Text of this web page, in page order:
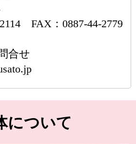
FAX：0887-44-2779
合せ
について